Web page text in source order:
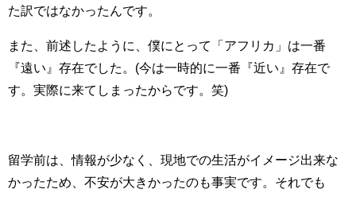
た訳ではなかったんです。
また、前述したように、僕にとって「アフリカ」は一番
『遠い』存在でした。(今は一時的に一番『近い』存在で
す。実際に来てしまったからです。笑)
留学前は、情報が少なく、現地での生活がイメージ出来な
かったため、不安が大きかったのも事実です。それでも